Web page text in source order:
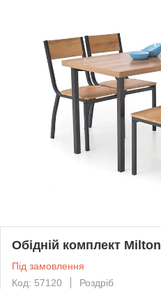
Обідній комплект Milton
Під замовлення
Код: 57120
Роздріб